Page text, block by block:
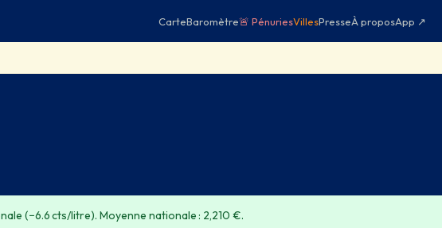
CarteBaromètre🚨 PénuriesVillesPresseÀ proposApp ↗
(−6.6 cts/litre). Moyenne nationale : 2,210 €.